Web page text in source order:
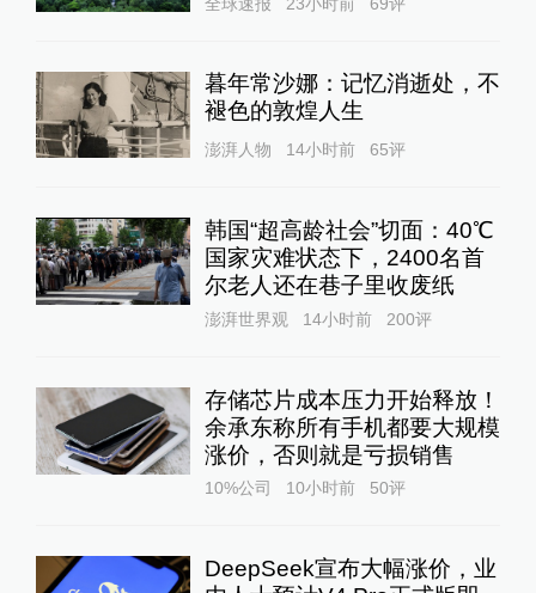
暮年常沙娜：记忆消逝处，不
褪色的敦煌人生
澎湃人物 14小时前 65评
韩国“超高龄社会”切面：40℃
国家灾难状态下，2400名首
尔老人还在巷子里收废纸
澎湃世界观 14小时前 200评
存储芯片成本压力开始释放！
余承东称所有手机都要大规模
涨价，否则就是亏损销售
10%公司 10小时前 50评
DeepSeek宣布大幅涨价，业